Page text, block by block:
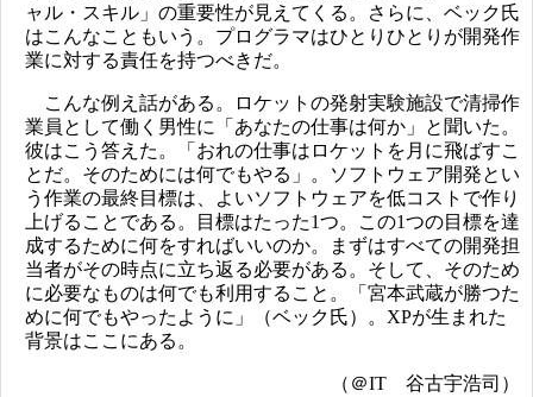
ャル・スキル」の重要性が見えてくる。さらに、ベック氏
はこんなこともいう。プログラマはひとりひとりが開発作
業に対する責任を持つべきだ。
こんな例え話がある。ロケットの発射実験施設で清掃作
業員として働く男性に「あなたの仕事は何か」と聞いた。
彼はこう答えた。「おれの仕事はロケットを月に飛ばすこ
とだ。そのためには何でもやる」。ソフトウェア開発とい
う作業の最終目標は、よいソフトウェアを低コストで作り
上げることである。目標はたった1つ。この1つの目標を達
成するために何をすればいいのか。まずはすべての開発担
当者がその時点に立ち返る必要がある。そして、そのため
に必要なものは何でも利用すること。「宮本武蔵が勝つた
めに何でもやったように」（ベック氏）。XPが生まれた
背景はここにある。
（＠IT 谷古宇浩司）